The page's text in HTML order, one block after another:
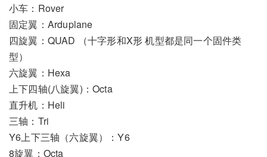
小车：Rover
固定翼：Arduplane
四旋翼：QUAD （十字形和X形 机型都是同一个固件类
型）
六旋翼：Hexa
上下四轴(八旋翼)：Octa
直升机：Heli
三轴：Tri
Y6上下三轴（六旋翼）：Y6
8旋翼：Octa